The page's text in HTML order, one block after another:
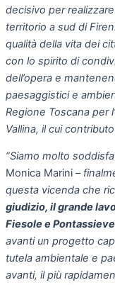
decisivo per
territorio a sud di
qualità della vita dei
con lo spirito di
dell’opera e
paesaggistici e
Regione Toscana per
Vallina, il cui
“Siamo molto
Monica Marini –
questa vicenda che
giudizio, il grande
Fiesole e
avanti un progetto
tutela ambientale e
avanti, il più